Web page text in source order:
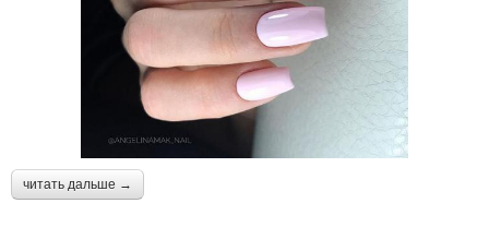
читать дальше →